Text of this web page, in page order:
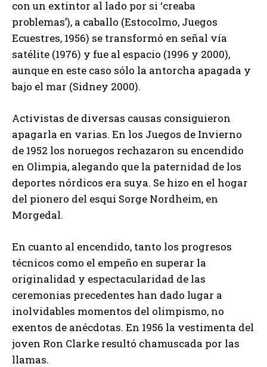
con un extintor al lado por si ‘creaba
problemas’), a caballo (Estocolmo, Juegos
Ecuestres, 1956) se transformó en señal vía
satélite (1976) y fue al espacio (1996 y 2000),
aunque en este caso sólo la antorcha apagada y
bajo el mar (Sidney 2000).
Activistas de diversas causas consiguieron
apagarla en varias. En los Juegos de Invierno
de 1952 los noruegos rechazaron su encendido
en Olimpia, alegando que la paternidad de los
deportes nórdicos era suya. Se hizo en el hogar
del pionero del esqui Sorge Nordheim, en
Morgedal.
En cuanto al encendido, tanto los progresos
técnicos como el empeño en superar la
originalidad y espectacularidad de las
ceremonias precedentes han dado lugar a
inolvidables momentos del olimpismo, no
exentos de anécdotas. En 1956 la vestimenta del
joven Ron Clarke resultó chamuscada por las
llamas.